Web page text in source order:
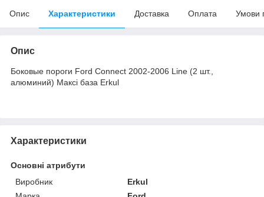
Опис Характеристики Доставка Оплата Умови
Опис
Боковые пороги Ford Connect 2002-2006 Line (2 шт.,
алюминий) Максі база Erkul
Характеристики
Основні атрибути
Виробник
Erkul